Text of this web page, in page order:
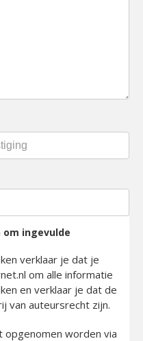
ingevulde
verklaar je dat je
om alle informatie
en verklaar je dat de
van auteursrecht zijn.
opgenomen worden via